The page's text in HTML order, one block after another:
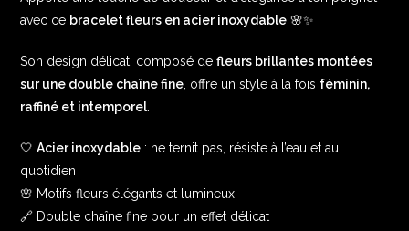
avec ce bracelet fleurs en acier inoxydable 🌸✨
Son design délicat, composé defleurs brillantes montées
sur une double chaîne fine , offre un style à la fois féminin,
raffiné et intemporel.
🤍Acier inoxydable : ne ternit pas, résiste à l’eau et au
quotidien
🌸 Motifs fleurs élégants et lumineux
🔗 Double chaîne fine pour un effet délicat